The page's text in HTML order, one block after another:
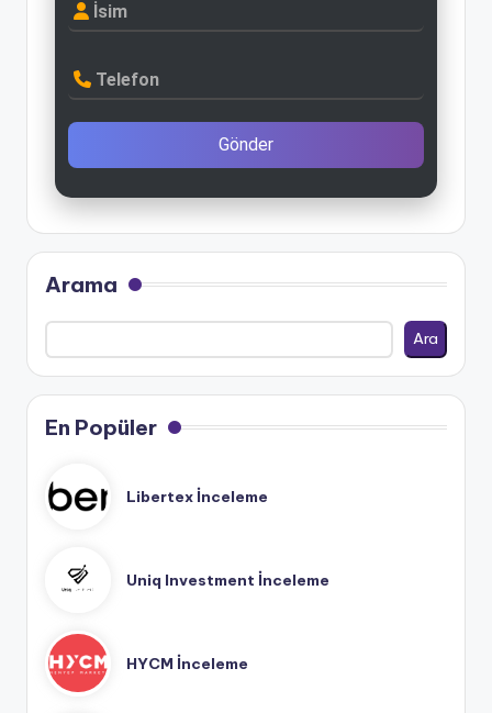
İsim
Telefon
Gönder
Arama
Ara
En Popüler
Libertex İnceleme
Uniq Investment İnceleme
HYCM İnceleme